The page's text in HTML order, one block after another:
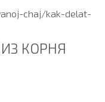
chaj/kak-delat-
КОРНЯ